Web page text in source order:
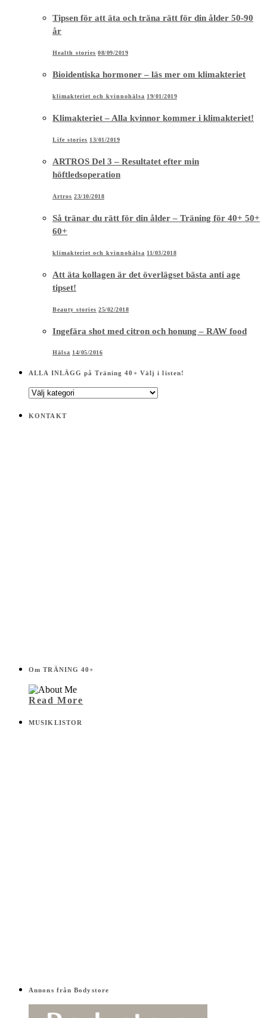
Tipsen för att äta och träna rätt för din ålder 50-90
år
Health stories 08/09/2019
Bioidentiska hormoner – läs mer om klimakteriet
klimakteriet och kvinnohälsa 19/01/2019
Klimakteriet – Alla kvinnor kommer i klimakteriet!
Life stories 13/01/2019
ARTROS Del 3 – Resultatet efter min
höftledsoperation
Artros 23/10/2018
Så tränar du rätt för din ålder – Träning för 40+ 50+
60+
klimakteriet och kvinnohälsa 11/03/2018
Att äta kollagen är det överlägset bästa anti age
tipset!
Beauty stories 25/02/2018
Ingefära shot med citron och honung – RAW food
Hälsa 14/05/2016
ALLA INLÄGG på Träning 40+ Välj i listen!
ALLA
på
KONTAKT
Om TRÄNING 40+
Read More
MUSIKLISTOR
Annons från Bodystore